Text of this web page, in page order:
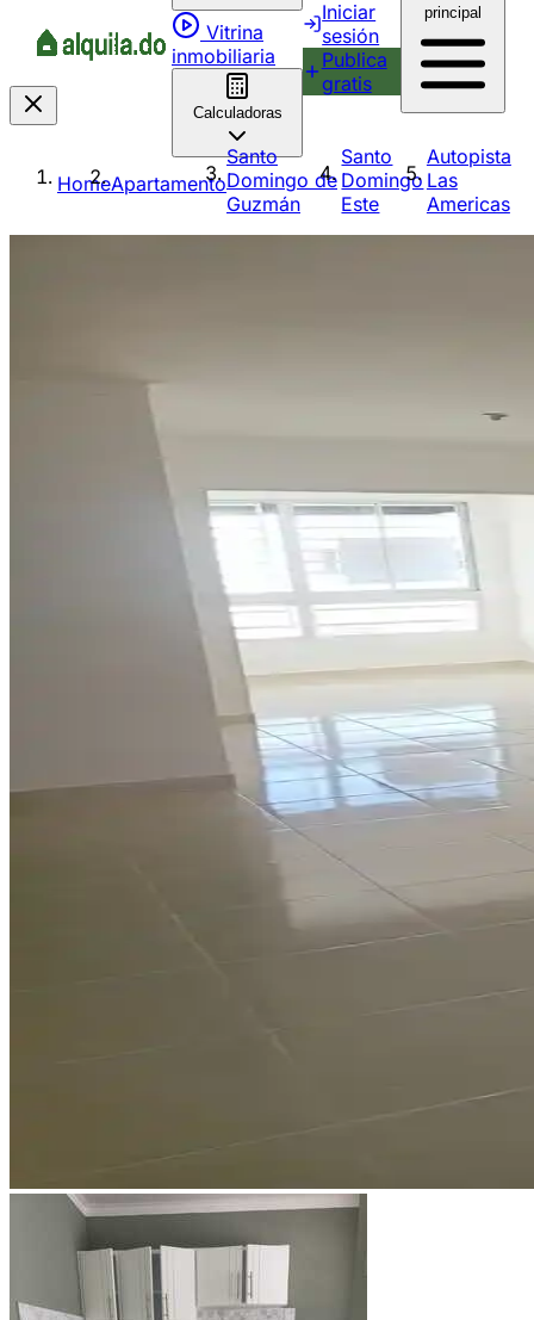
Vitrina
inmobiliaria
Calculadoras
Iniciar
sesión
Publica
gratis
principal
HomeApartamento
Santo
Domingo de
Guzmán
Santo
Domingo
Este
Autopista
Las
Americas